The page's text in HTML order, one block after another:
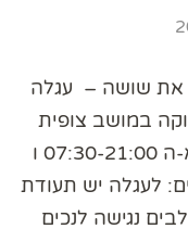
את שושה – עגלה
במושב צופית
שבאזור השרון שעות פעילות: א-ה 07:30-21:00 ו
לעגלה יש תעודת
נגישה לנכים